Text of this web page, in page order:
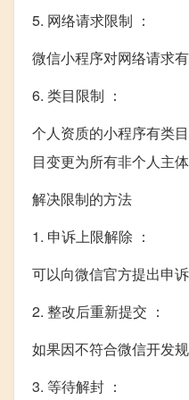
5. 网络请求限制 ：
微信小程序对网络请求
6. 类目限制 ：
个人资质的小程序有类
目变更为所有非个人主
解决限制的方法
1. 申诉上限解除 ：
可以向微信官方提出申
2. 整改后重新提交 ：
如果因不符合微信开发
3. 等待解封 ：